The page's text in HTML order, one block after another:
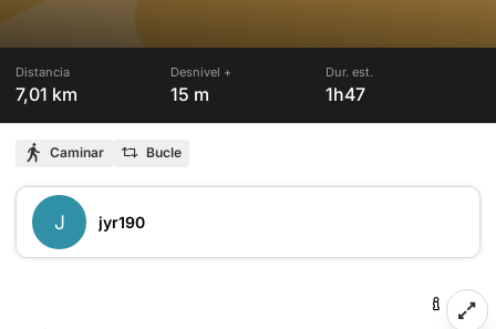
Distancia
7,01 km
Desnivel +
15 m
Dur. est.
1h47
Caminar Bucle
J jyr190